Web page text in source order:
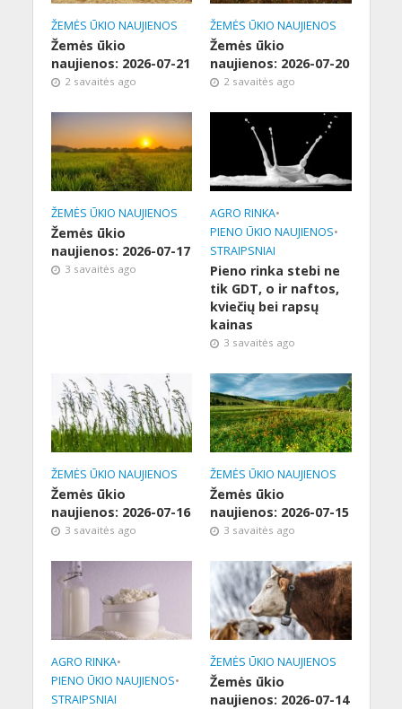
ŽEMĖS ŪKIO NAUJIENOS
Žemės ūkio
naujienos: 2026-07-21
2 savaitės ago
ŽEMĖS ŪKIO NAUJIENOS
Žemės ūkio
naujienos: 2026-07-20
2 savaitės ago
ŽEMĖS ŪKIO NAUJIENOS
Žemės ūkio
naujienos: 2026-07-17
3 savaitės ago
AGRO RINKA•
PIENO ŪKIO NAUJIENOS•
STRAIPSNIAI
Pieno rinka stebi ne
tik GDT, o ir naftos,
kviečių bei rapsų
kainas
3 savaitės ago
ŽEMĖS ŪKIO NAUJIENOS
Žemės ūkio
naujienos: 2026-07-16
3 savaitės ago
ŽEMĖS ŪKIO NAUJIENOS
Žemės ūkio
naujienos: 2026-07-15
3 savaitės ago
AGRO RINKA•
PIENO ŪKIO NAUJIENOS•
STRAIPSNIAI
ŽEMĖS ŪKIO NAUJIENOS
Žemės ūkio
naujienos: 2026-07-14